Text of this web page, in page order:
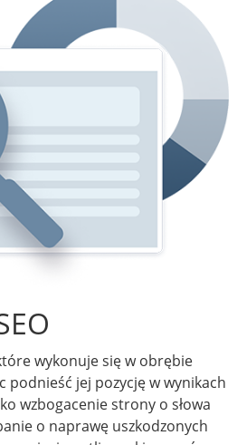
wykonuje się w obrębie
podnieść jej pozycję w wynikach
wzbogacenie strony o słowa
o naprawę uszkodzonych